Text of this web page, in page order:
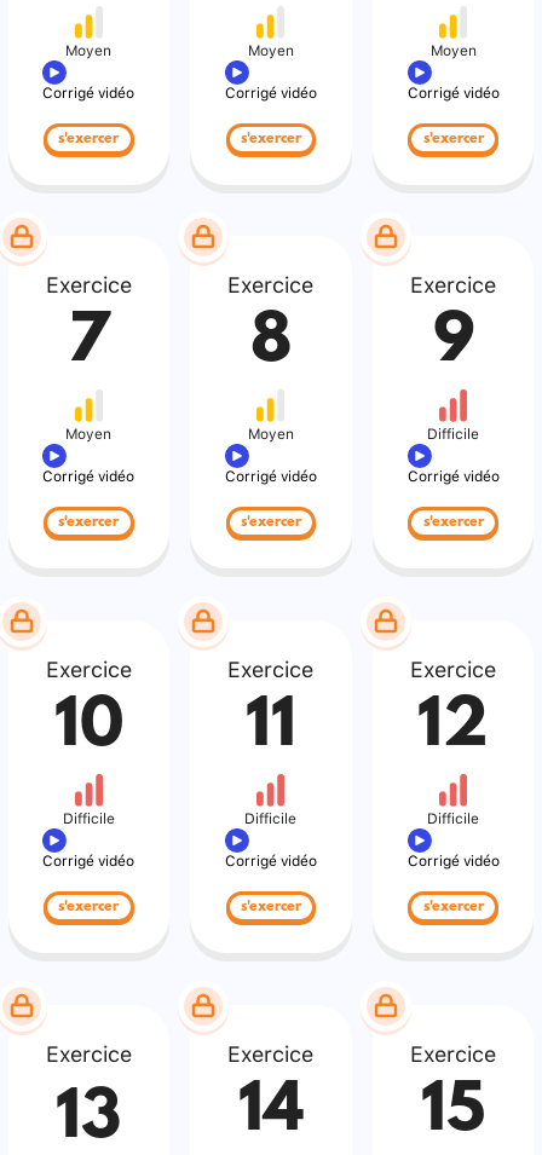
Moyen
Corrigé vidéo
s'exercer
Moyen
Corrigé vidéo
s'exercer
Moyen
Corrigé vidéo
s'exercer
Exercice
7
Moyen
Corrigé vidéo
s'exercer
Exercice
8
Moyen
Corrigé vidéo
s'exercer
Exercice
9
Difficile
Corrigé vidéo
s'exercer
Exercice
10
Difficile
Corrigé vidéo
s'exercer
Exercice
11
Difficile
Corrigé vidéo
s'exercer
Exercice
12
Difficile
Corrigé vidéo
s'exercer
Exercice
13
Exercice
14
Exercice
15